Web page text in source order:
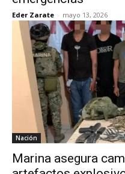
Eder Zarate - mayo 13, 2026
Nación
Marina asegura